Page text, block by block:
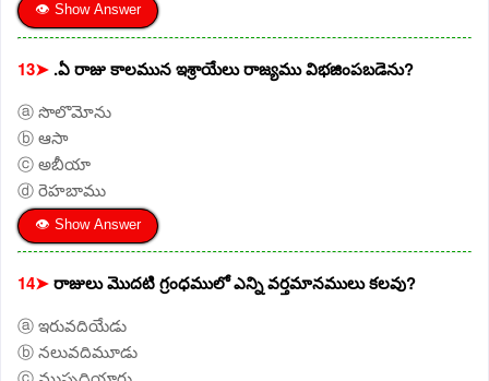
👁 Show Answer
13➤ .ఏ రాజు కాలమున ఇశ్రాయేలు రాజ్యము విభజింపబడెను?
ⓐ సొలొమోను
ⓑ ఆసా
ⓒ అబీయా
ⓓ రెహబాము
👁 Show Answer
14➤రాజులు మొదటి గ్రంధములో ఎన్ని వర్తమానములు కలవు?
ⓐ ఇరువదియేడు
ⓑ నలువదిమూడు